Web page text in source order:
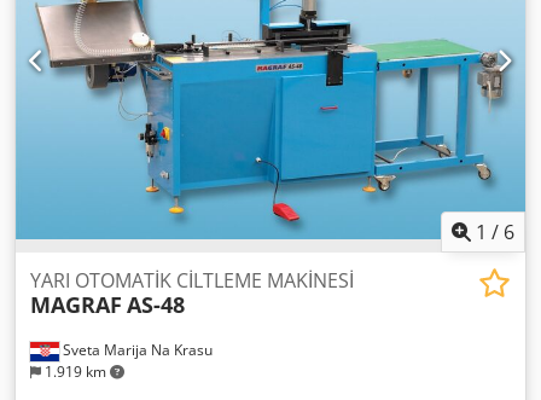
zarflama ve kağıt baskısı yapılabilir.
1 / 6
Sveta Marija Na Krasu
1.919 km
YARI OTOMATİK CİLTLEME MAKİNESİ
MAGRAF AS-48